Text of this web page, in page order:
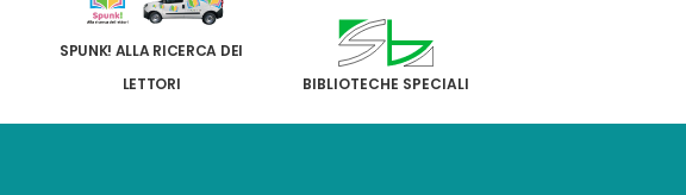
SPUNK! ALLA RICERCA DEI
LETTORI
BIBLIOTECHE SPECIALI